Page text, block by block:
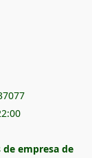
de empresa de